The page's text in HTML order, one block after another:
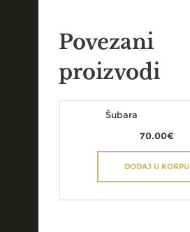
Povezani
proizvodi
Šubara
70.00€
DODAJ U KORPU